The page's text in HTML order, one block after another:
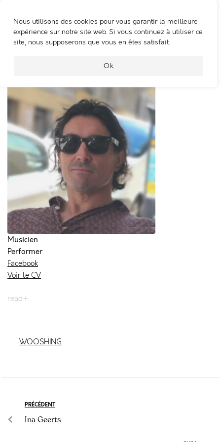
Nous utilisons des cookies pour vous garantir la meilleure
expérience sur notre site web. Si vous continuez à utiliser ce
site, nous supposerons que vous en êtes satisfait.
Ok
WOOSHING MACHINE
Mathieu C.Vergez
Musicien
Performer
Facebook
Voir le CV
ADAGIO DUE
read+
WOOSHING
PRÉCÉDENT
Ina Geerts